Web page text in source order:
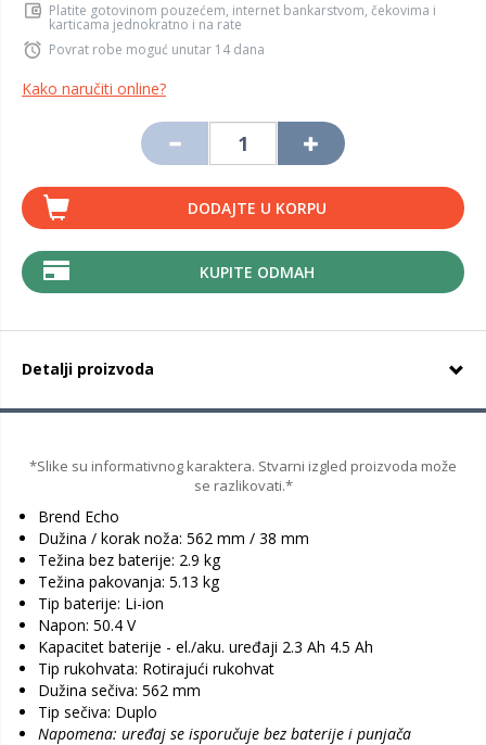
Platite gotovinom pouzećem, internet bankarstvom, čekovima i
karticama jednokratno i na rate
Povrat robe moguć unutar 14 dana
Kako naručiti online?
DODAJTE U KORPU
KUPITE ODMAH
Detalji proizvoda
*Slike su informativnog karaktera. Stvarni izgled proizvoda može
se razlikovati.*
Brend Echo
Dužina / korak noža: 562 mm / 38 mm
Težina bez baterije: 2.9 kg
Težina pakovanja: 5.13 kg
Tip baterije: Li-ion
Napon: 50.4 V
Kapacitet baterije - el./aku. uređaji 2.3 Ah 4.5 Ah
Tip rukohvata: Rotirajući rukohvat
Dužina sečiva: 562 mm
Tip sečiva: Duplo
Napomena: uređaj se isporučuje bez baterije i punjača